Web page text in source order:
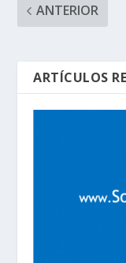
ANTERIOR
ARTÍCULOS